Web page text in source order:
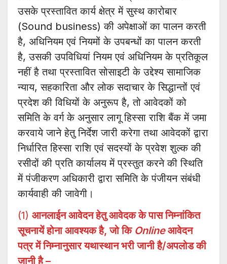
उसके प्रस्तावित कार्य क्षेत्र में सुस्थ कारोबार
(Sound business) की अपेक्षाओं का पालन करती
है, अधिनियम एवं नियमों के उपबन्धों का पालन करती
है, उसकी उपविधियां नियम एवं अधिनियम के प्रतिकूल
नहीं है तथा प्रस्तावित सोसाइटी के उद्देश्य सामाजिक
न्याय, सहकारिता और लोक सदाचार के सिद्धान्तों एवं
प्रदेश की विधियों के अनुरूप है, तो आवेदकों को
समिति के वर्ग के अनुसार लागू हिस्सा राशि बैंक में जमा
करवाये जाने हेतु निर्देश जारी करेगा तथा आवेदकों द्वारा
निर्धारित हिस्सा राशि एवं सदस्यों के प्रवेश शुल्क की
रसीदों की प्रति कार्यालय में प्रस्तुत करने की स्थिति
में पंजीकरण अधिकारी द्वारा समिति के पंजीयन संबंधी
कार्यवाही की जावेगी।
(1) आनलाईन आवेदन हेतु आवेदक के पास निम्नांकित
सूचनायें होना आवश्यक है, जो कि Onlineआवेदन
पत्र में निम्नानुसार यथास्थान भरी जानी है/अपलोड की
जानी है –